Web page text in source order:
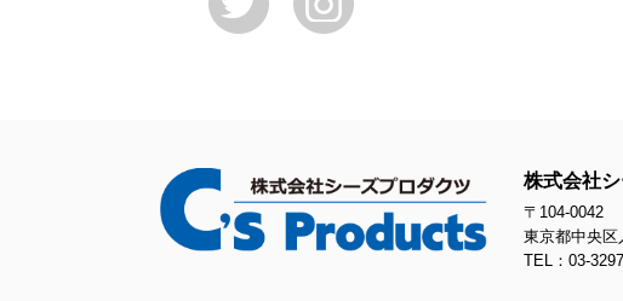
株式会社
〒104-0042
東京都中央
TEL：03-